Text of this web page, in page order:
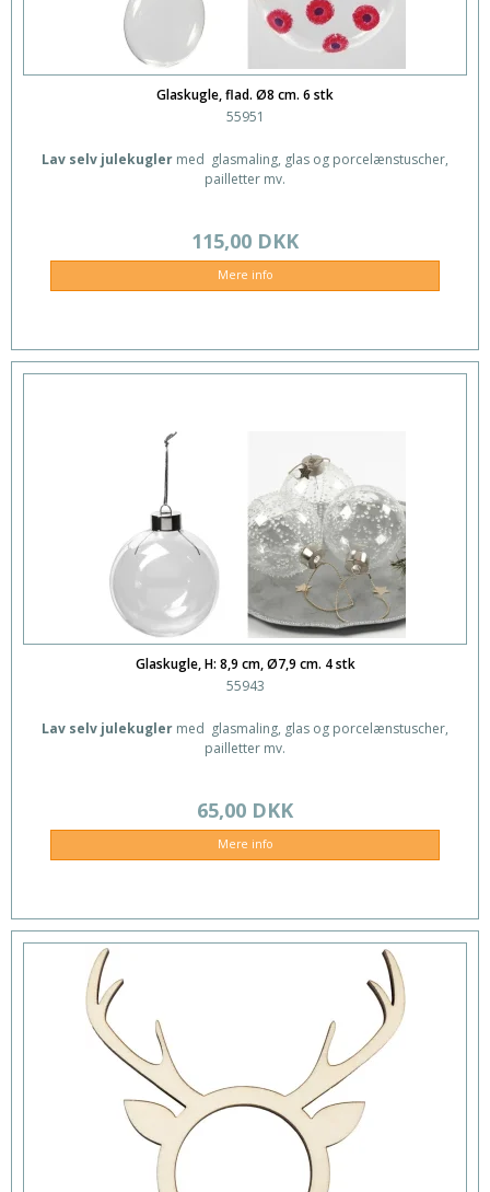
Glaskugle, flad. Ø8 cm. 6 stk
55951
Lav selv julekugler med glasmaling, glas og porcelænstuscher,
pailletter mv.
115,00 DKK
Mere info
Glaskugle, H: 8,9 cm, Ø7,9 cm. 4 stk
55943
Lav selv julekugler med glasmaling, glas og porcelænstuscher,
pailletter mv.
65,00 DKK
Mere info